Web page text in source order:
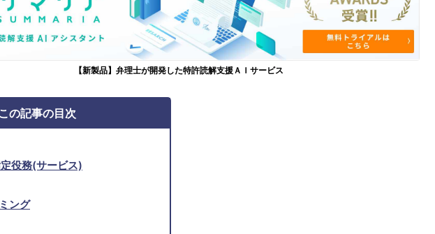
【新製品】弁理士が開発した特許読解支援ＡＩサービス
の記事の目次
役務(サービス)
ング